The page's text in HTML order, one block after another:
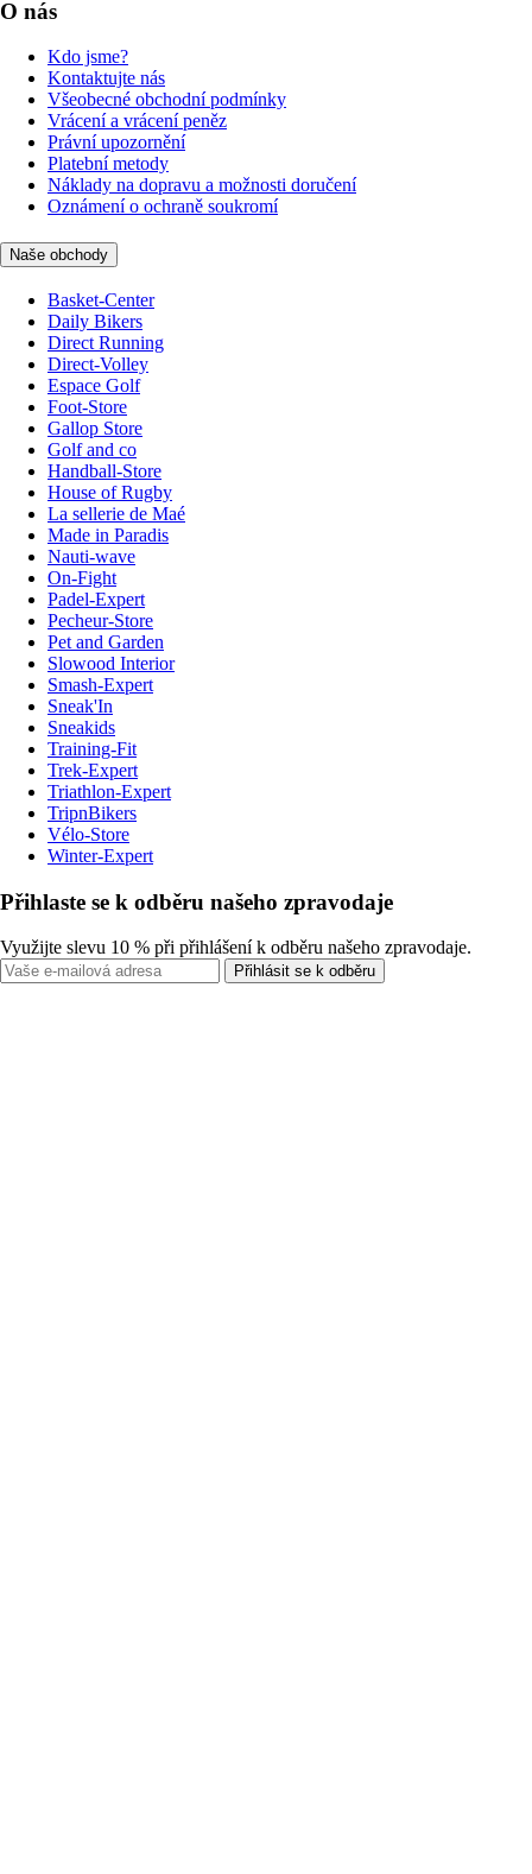
O nás
Kdo jsme?
Kontaktujte nás
Všeobecné obchodní podmínky
Vrácení a vrácení peněz
Právní upozornění
Platební metody
Náklady na dopravu a možnosti doručení
Oznámení o ochraně soukromí
Naše obchody
Basket-Center
Daily Bikers
Direct Running
Direct-Volley
Espace Golf
Foot-Store
Gallop Store
Golf and co
Handball-Store
House of Rugby
La sellerie de Maé
Made in Paradis
Nauti-wave
On-Fight
Padel-Expert
Pecheur-Store
Pet and Garden
Slowood Interior
Smash-Expert
Sneak'In
Sneakids
Training-Fit
Trek-Expert
Triathlon-Expert
TripnBikers
Vélo-Store
Winter-Expert
Přihlaste se k odběru našeho zpravodaje
Využijte slevu 10 % při přihlášení k odběru našeho zpravodaje.
Přihlásit se k odběru